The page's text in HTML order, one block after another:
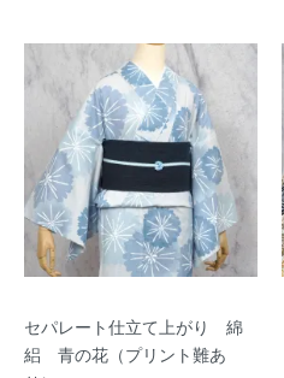
セパレート仕立て上がり 綿
絽 青の花（プリント難あ